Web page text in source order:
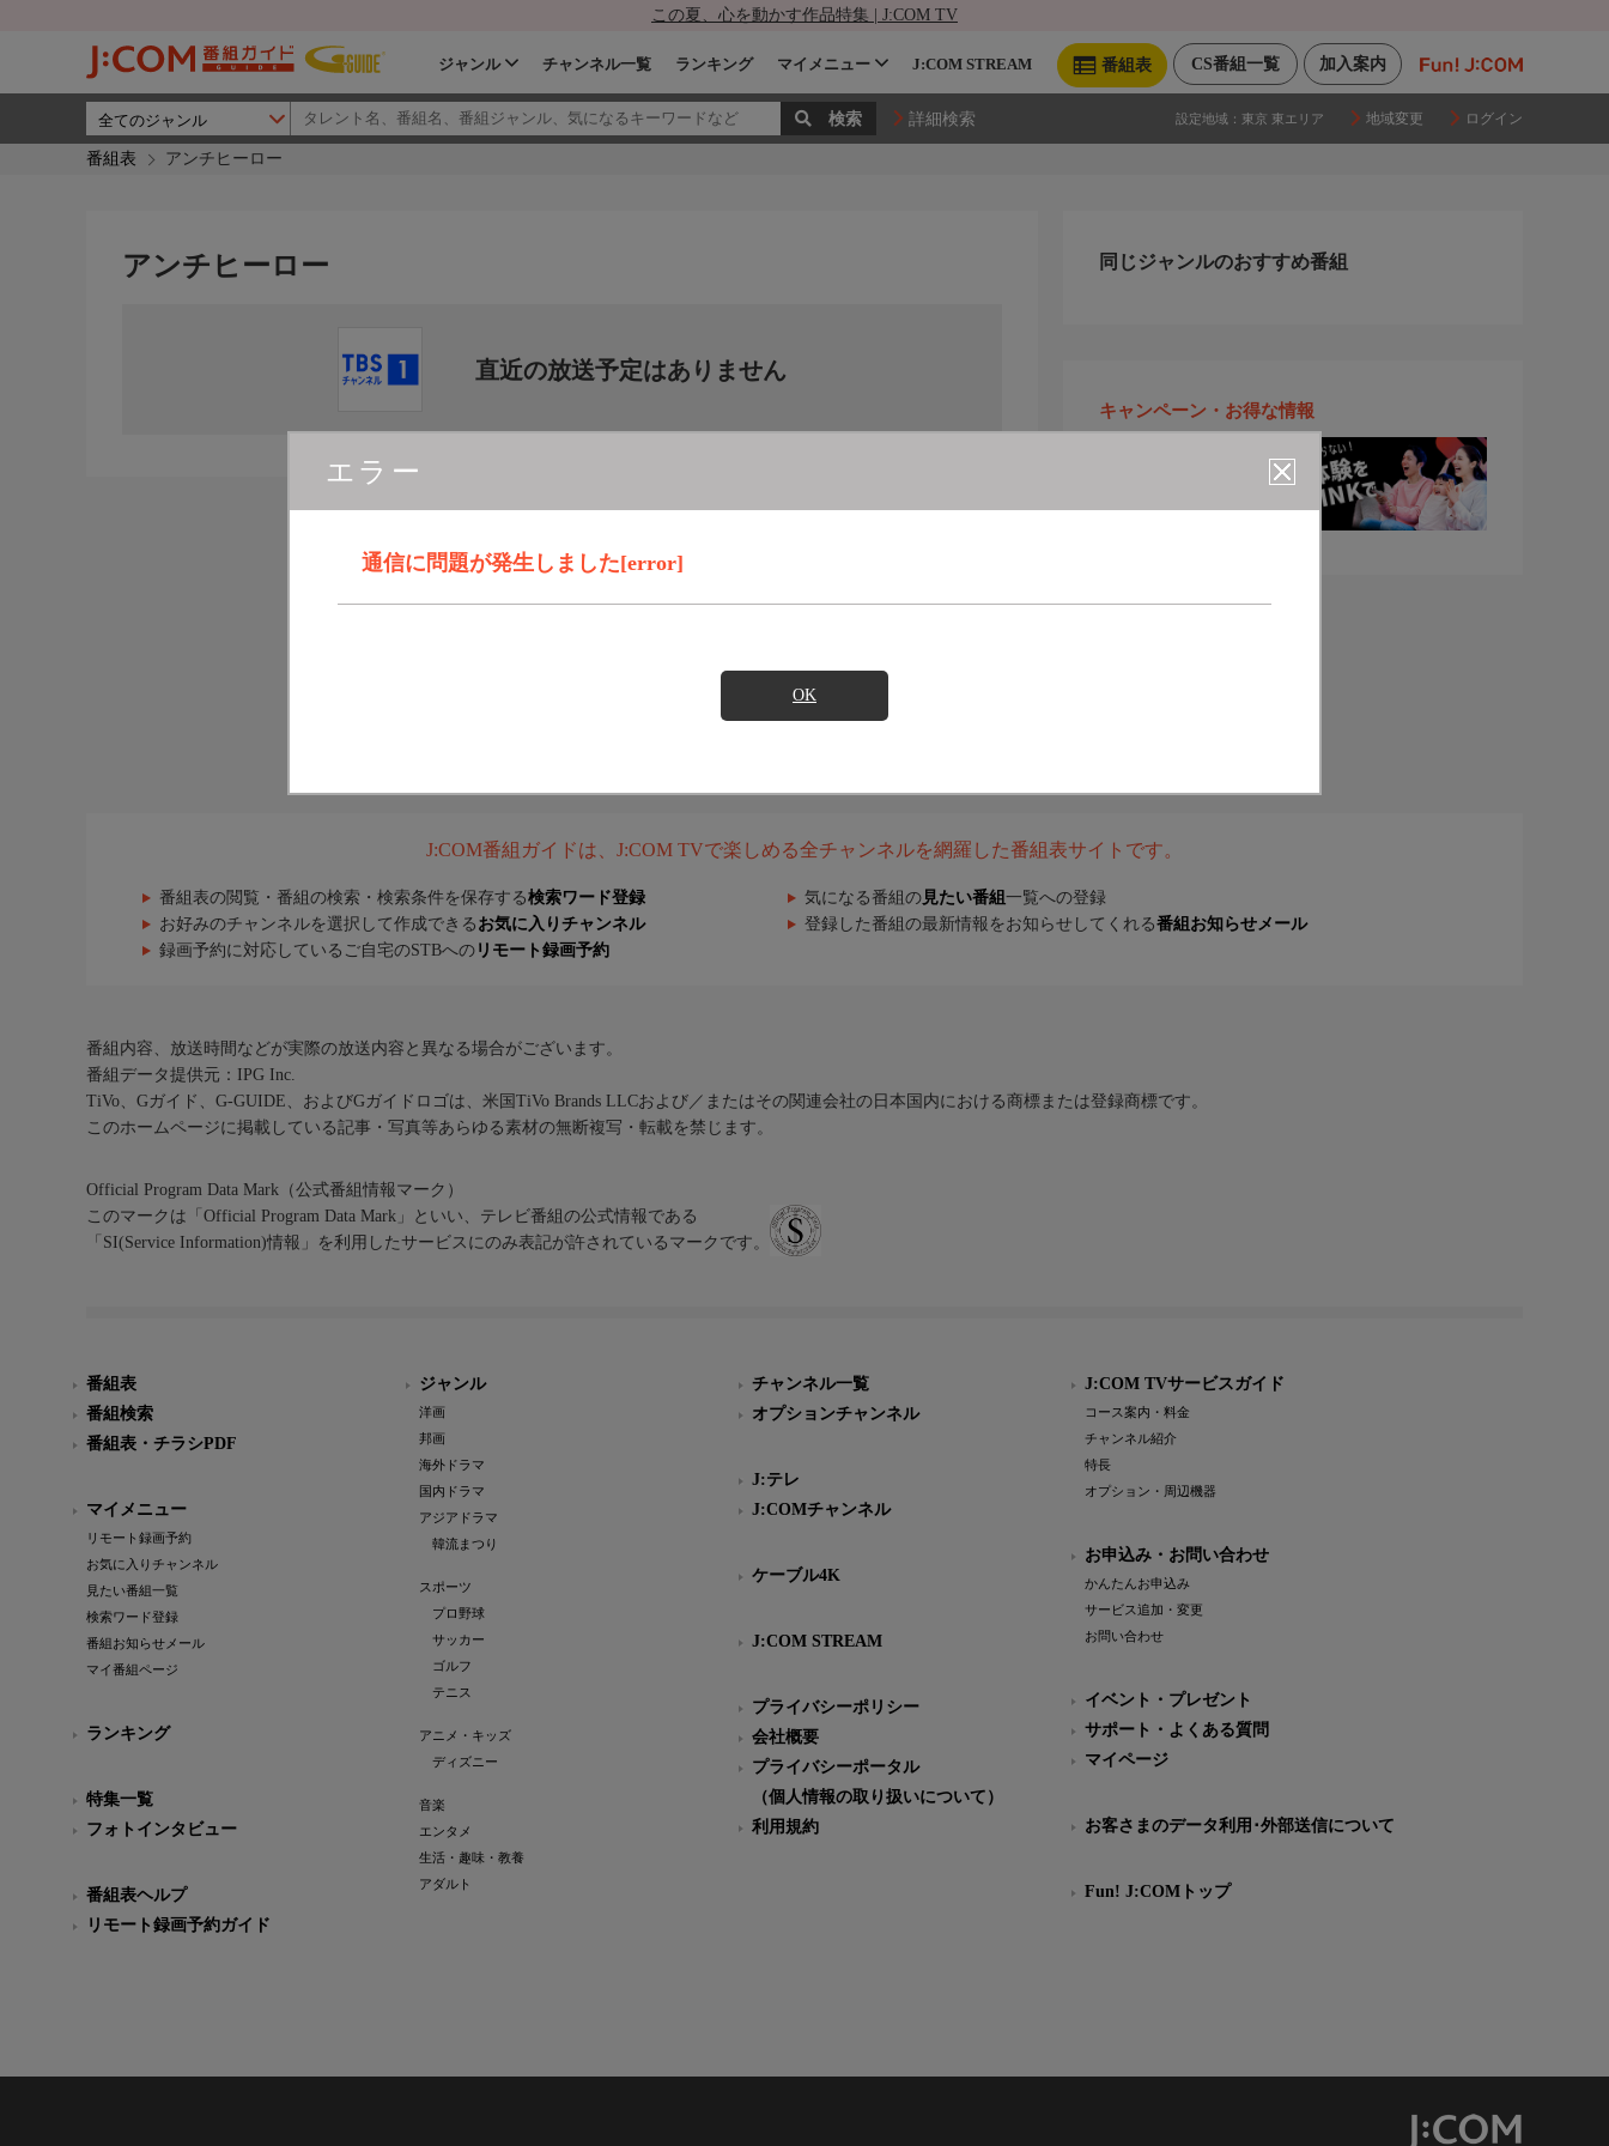
この夏、心を動かす作品特集 | J:COM TV
加入案内
CS番組一覧
番組表
ジャンル チャンネル一覧 ランキング マイメニュー J:COM STREAM
詳細検索 設定地域： 東京 東エリア 地域変更 ログイン
番組表 アンチヒーロー
エラー
通信に問題が発生しました[error]
OK
アンチヒーロー
直近の放送予定はありません
同じジャンルのおすすめ番組
キャンペーン・お得な情報
J:COM番組ガイドは、J:COM TVで楽しめる全チャンネルを網羅した番組表サイトです。
番組表の閲覧・番組の検索・検索条件を保存する検索ワード登録 気になる番組の 見たい番組 一覧への登録
お好みのチャンネルを選択して作成できる お気に入りチャンネル 登録した番組の最新情報をお知らせしてくれる番組お知らせメール
録画予約に対応しているご自宅のSTBへの リモート録画予約
番組内容、放送時間などが実際の放送内容と異なる場合がございます。
番組データ提供元：IPG Inc.
TiVo、Gガイド、G-GUIDE、およびGガイドロゴは、米国TiVo Brands LLCおよび／またはその関連会社の日本国内における商標または登録商標です。
このホームページに掲載している記事・写真等あらゆる素材の無断複写・転載を禁じます。
Official Program Data Mark（公式番組情報マーク）
このマークは「Official Program Data Mark」といい、テレビ番組の公式情報である
「SI(Service Information)情報」を利用したサービスにのみ表記が許されているマークです。
番組表
番組検索
番組表・チラシPDF
マイメニュー
リモート録画予約
お気に入りチャンネル
見たい番組一覧
検索ワード登録
番組お知らせメール
マイ番組ページ
ランキング
特集一覧
フォトインタビュー
番組表ヘルプ
リモート録画予約ガイド
ジャンル
洋画
邦画
海外ドラマ
国内ドラマ
アジアドラマ
韓流まつり
スポーツ
プロ野球
サッカー
ゴルフ
テニス
アニメ・キッズ
ディズニー
音楽
エンタメ
生活・趣味・教養
アダルト
チャンネル一覧
オプションチャンネル
J:テレ
J:COMチャンネル
ケーブル4K
J:COM STREAM
プライバシーポリシー
会社概要
プライバシーポータル
（個人情報の取り扱いについて）
利用規約
J:COM TVサービスガイド
コース案内・料金
チャンネル紹介
特長
オプション・周辺機器
お申込み・お問い合わせ
かんたんお申込み
サービス追加・変更
お問い合わせ
イベント・プレゼント
サポート・よくある質問
マイページ
お客さまのデータ利用･外部送信について
Fun! J:COMトップ